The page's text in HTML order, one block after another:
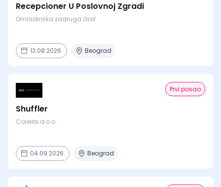
Recepcioner U Poslovnoj Zgradi
Omladinska zadruga Grof
13.08.2026. Beograd
Prvi posao
Shuffler
Corelite d.o.o.
04.09.2026. Beograd